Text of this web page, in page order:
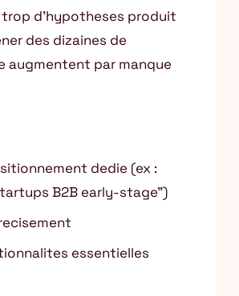
d’hypotheses produit
des dizaines de
augmentent par manque
dedie (ex :
B2B early-stage”)
essentielles